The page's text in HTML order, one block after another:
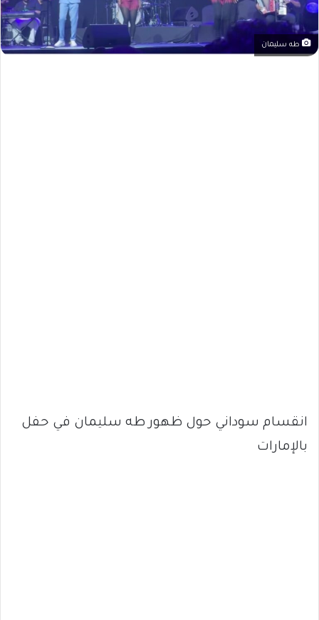
طه سليمان
انقسام سوداني حول ظهور طه سليمان في حفل
بالإمارات